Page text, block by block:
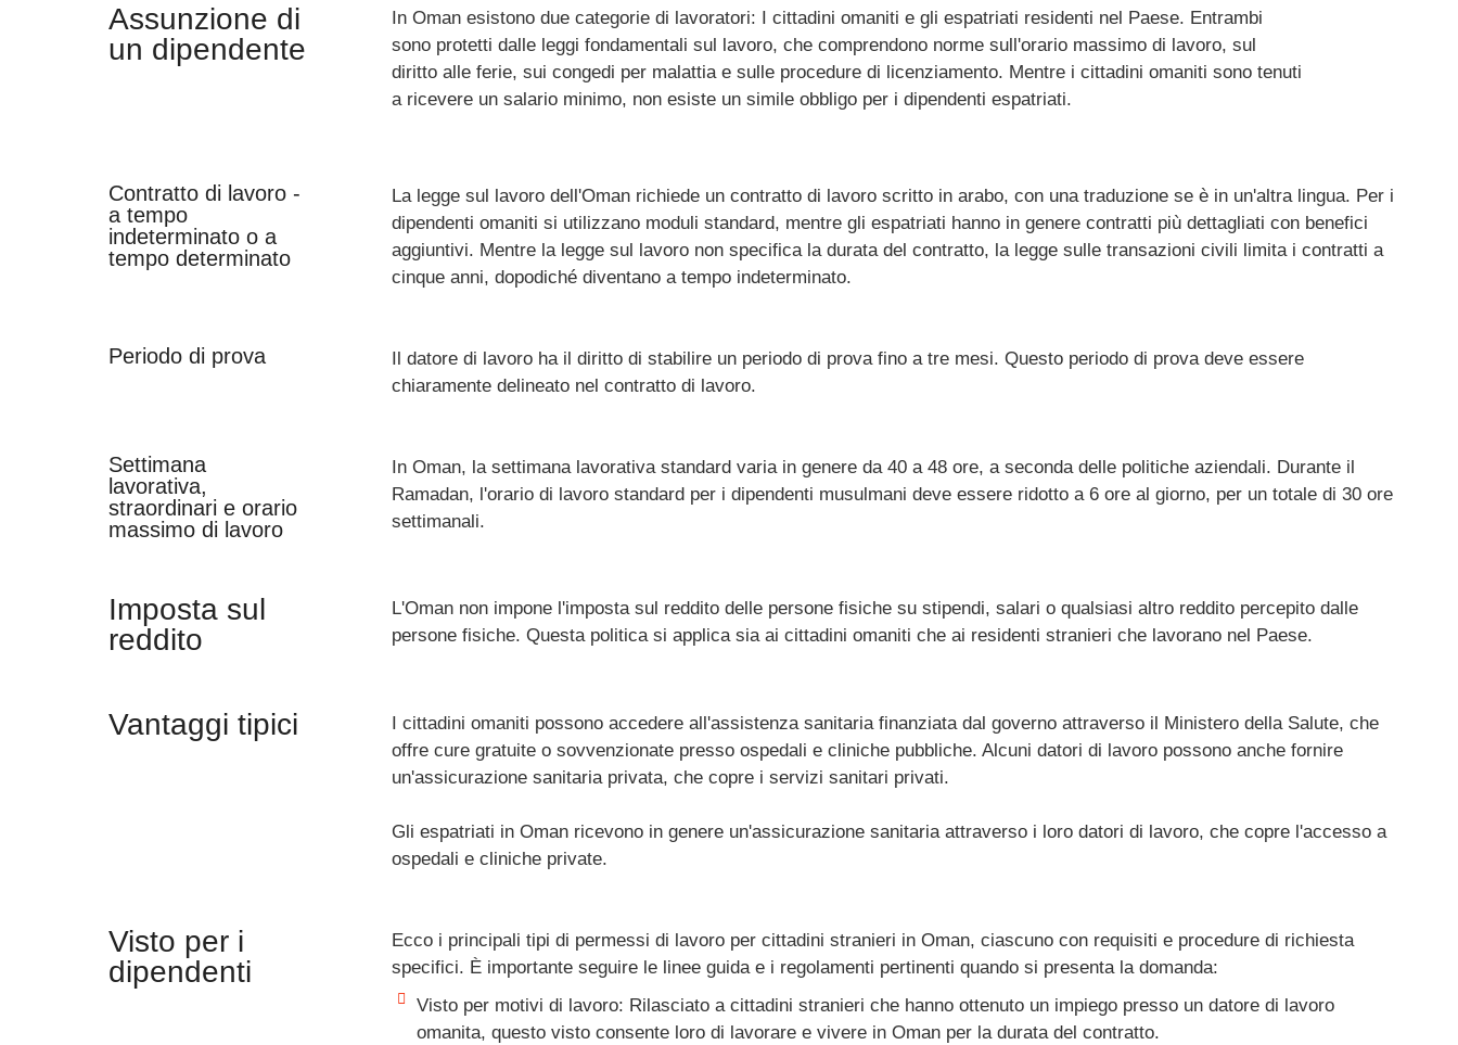
Assunzione di
un dipendente
In Oman esistono due categorie di lavoratori: I cittadini omaniti e gli espatriati residenti nel Paese. Entrambi
sono protetti dalle leggi fondamentali sul lavoro, che comprendono norme sull'orario massimo di lavoro, sul
diritto alle ferie, sui congedi per malattia e sulle procedure di licenziamento. Mentre i cittadini omaniti sono tenuti
a ricevere un salario minimo, non esiste un simile obbligo per i dipendenti espatriati.
Contratto di lavoro -
a tempo
indeterminato o a
tempo determinato
La legge sul lavoro dell'Oman richiede un contratto di lavoro scritto in arabo, con una traduzione se è in un'altra lingua. Per i
dipendenti omaniti si utilizzano moduli standard, mentre gli espatriati hanno in genere contratti più dettagliati con benefici
aggiuntivi. Mentre la legge sul lavoro non specifica la durata del contratto, la legge sulle transazioni civili limita i contratti a
cinque anni, dopodiché diventano a tempo indeterminato.
Periodo di prova
Il datore di lavoro ha il diritto di stabilire un periodo di prova fino a tre mesi. Questo periodo di prova deve essere
chiaramente delineato nel contratto di lavoro.
Settimana
lavorativa,
straordinari e orario
massimo di lavoro
In Oman, la settimana lavorativa standard varia in genere da 40 a 48 ore, a seconda delle politiche aziendali. Durante il
Ramadan, l'orario di lavoro standard per i dipendenti musulmani deve essere ridotto a 6 ore al giorno, per un totale di 30 ore
settimanali.
Imposta sul
reddito
L'Oman non impone l'imposta sul reddito delle persone fisiche su stipendi, salari o qualsiasi altro reddito percepito dalle
persone fisiche. Questa politica si applica sia ai cittadini omaniti che ai residenti stranieri che lavorano nel Paese.
Vantaggi tipici
I cittadini omaniti possono accedere all'assistenza sanitaria finanziata dal governo attraverso il Ministero della Salute, che
offre cure gratuite o sovvenzionate presso ospedali e cliniche pubbliche. Alcuni datori di lavoro possono anche fornire
un'assicurazione sanitaria privata, che copre i servizi sanitari privati.
Gli espatriati in Oman ricevono in genere un'assicurazione sanitaria attraverso i loro datori di lavoro, che copre l'accesso a
ospedali e cliniche private.
Visto per i
dipendenti
Ecco i principali tipi di permessi di lavoro per cittadini stranieri in Oman, ciascuno con requisiti e procedure di richiesta
specifici. È importante seguire le linee guida e i regolamenti pertinenti quando si presenta la domanda:
Visto per motivi di lavoro: Rilasciato a cittadini stranieri che hanno ottenuto un impiego presso un datore di lavoro
omanita, questo visto consente loro di lavorare e vivere in Oman per la durata del contratto.